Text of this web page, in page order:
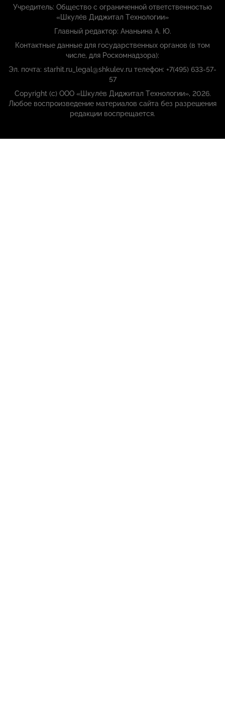
Учредитель: Общество с ограниченной ответственностью
«Шкулёв Диджитал Технологии»
Главный редактор: Ананьина А. Ю.
Контактные данные для государственных органов (в том
числе, для Роскомнадзора):
Эл. почта: starhit.ru_legal@shkulev.ru телефон: +7(495) 633-57-
57
Copyright (с) ООО «Шкулёв Диджитал Технологии», 2026.
Любое воспроизведение материалов сайта без разрешения
редакции воспрещается.